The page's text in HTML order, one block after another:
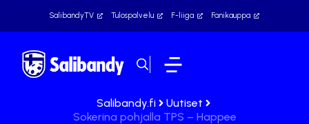
SalibandyTV Tulospalvelu F-liiga Fanikauppa
Salibandy.fi
Uutiset
Sokerina pohjalla TPS – Happee